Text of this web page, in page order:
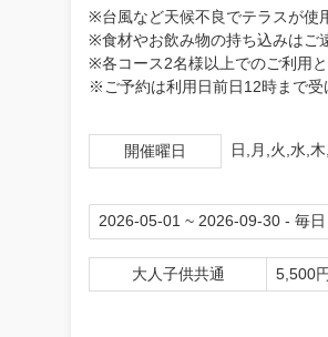
※台風など天候不良でテラスが使
※食材やお飲み物の持ち込みはご
※各コース2名様以上でのご利用と
※ご予約は利用日前日12時まで受
開催曜日 日,月,火,水,
大人子供共通 5,500円